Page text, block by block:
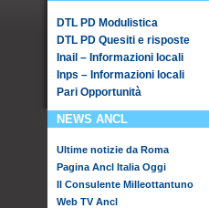
DTL PD Modulistica
DTL PD Quesiti e risposte
Inail – Informazioni locali
Inps – Informazioni locali
Pari Opportunità
NEWS ANCL
Ultime notizie da Roma
Pagina Ancl Italia Oggi
Il Consulente Milleottantuno
Web TV Ancl